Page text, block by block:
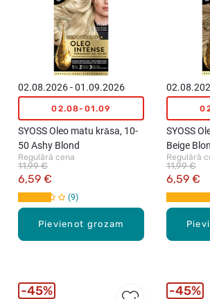
Pievienot grozam
02.08.2026 - 01.09.2026
02.08-01.09
SYOSS Oleo matu krāsa, 10-
50 Ashy Blond
Regulārā cena
6,59 €
11,99 €
9
SYOSS
Beige
Regulārā
6,59 €
11,99 €
45% 45%